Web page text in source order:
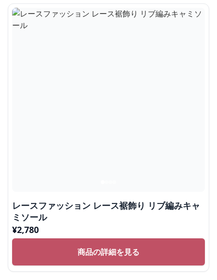
レースファッション レース裾飾り リブ編みキャ
ミソール
¥2,780
商品の詳細を見る